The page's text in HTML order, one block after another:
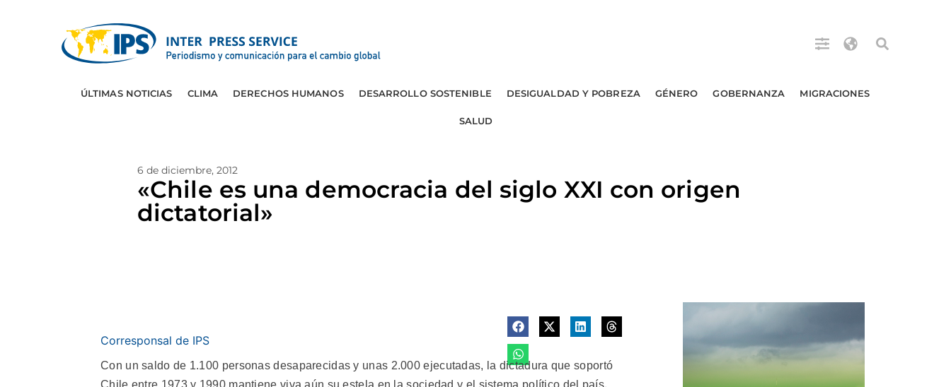
ÚLTIMAS NOTICIAS CLIMA DERECHOS HUMANOS DESARROLLO SOSTENIBLE DESIGUALDAD Y POBREZA GÉNERO GOBERNANZA MIGRACIONES
SALUD
6 de diciembre, 2012
«Chile es una democracia del siglo XXI con origen
dictatorial»
Corresponsal de IPS
Con un saldo de 1.100 personas desaparecidas y unas 2.000 ejecutadas, la dictadura que soportó
Chile entre 1973 y 1990 mantiene viva aún su estela en la sociedad y el sistema político del país,